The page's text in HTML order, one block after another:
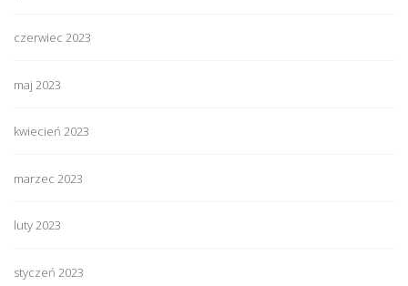
czerwiec 2023
maj 2023
kwiecień 2023
marzec 2023
luty 2023
styczeń 2023